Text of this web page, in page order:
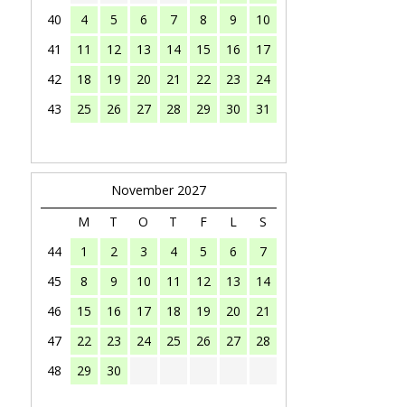
40
4 5 6 7 8 9
10
41
11 12 13 14 15 16
17
42
18 19 20 21 22 23
24
43
25 26 27 28 29 30 31
November 2027
M
T O T F L
S
44
1 2 3 4 5 6
7
45
8 9 10 11 12 13
14
46
15 16 17 18 19 20
21
47
22 23 24 25 26 27
28
48
29 30